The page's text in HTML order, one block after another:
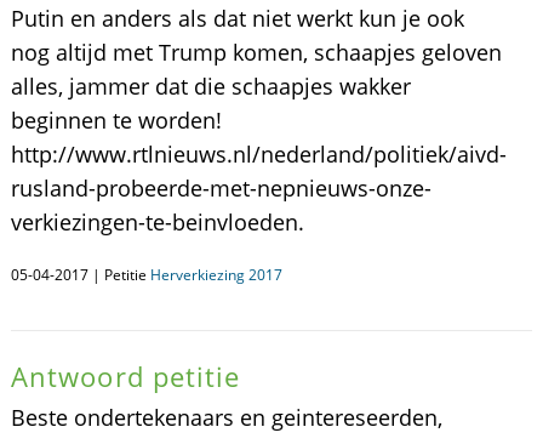
Putin en anders als dat niet werkt kun je ook
nog altijd met Trump komen, schaapjes geloven
alles, jammer dat die schaapjes wakker
beginnen te worden!
http://www.rtlnieuws.nl/nederland/politiek/aivd-
rusland-probeerde-met-nepnieuws-onze-
verkiezingen-te-beinvloeden.
05-04-2017 | Petitie Herverkiezing 2017
Antwoord petitie
Beste ondertekenaars en geintereseerden,